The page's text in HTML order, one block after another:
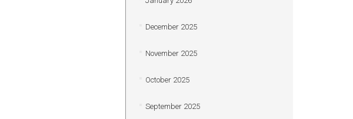
December 2025
November 2025
October 2025
September 2025